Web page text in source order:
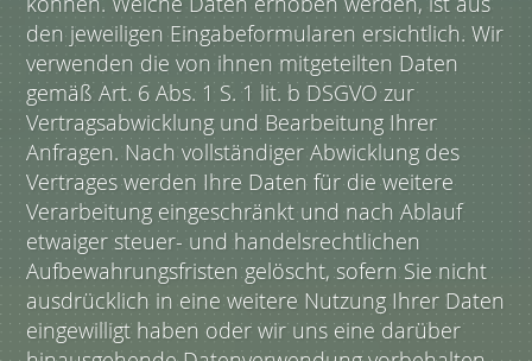
den jeweiligen Eingabeformularen ersichtlich. Wir
verwenden die von ihnen mitgeteilten Daten
gemäß Art. 6 Abs. 1 S. 1 lit. b DSGVO zur
Vertragsabwicklung und Bearbeitung Ihrer
Anfragen. Nach vollständiger Abwicklung des
Vertrages werden Ihre Daten für die weitere
Verarbeitung eingeschränkt und nach Ablauf
etwaiger steuer- und handelsrechtlichen
Aufbewahrungsfristen gelöscht, sofern Sie nicht
ausdrücklich in eine weitere Nutzung Ihrer Daten
eingewilligt haben oder wir uns eine darüber